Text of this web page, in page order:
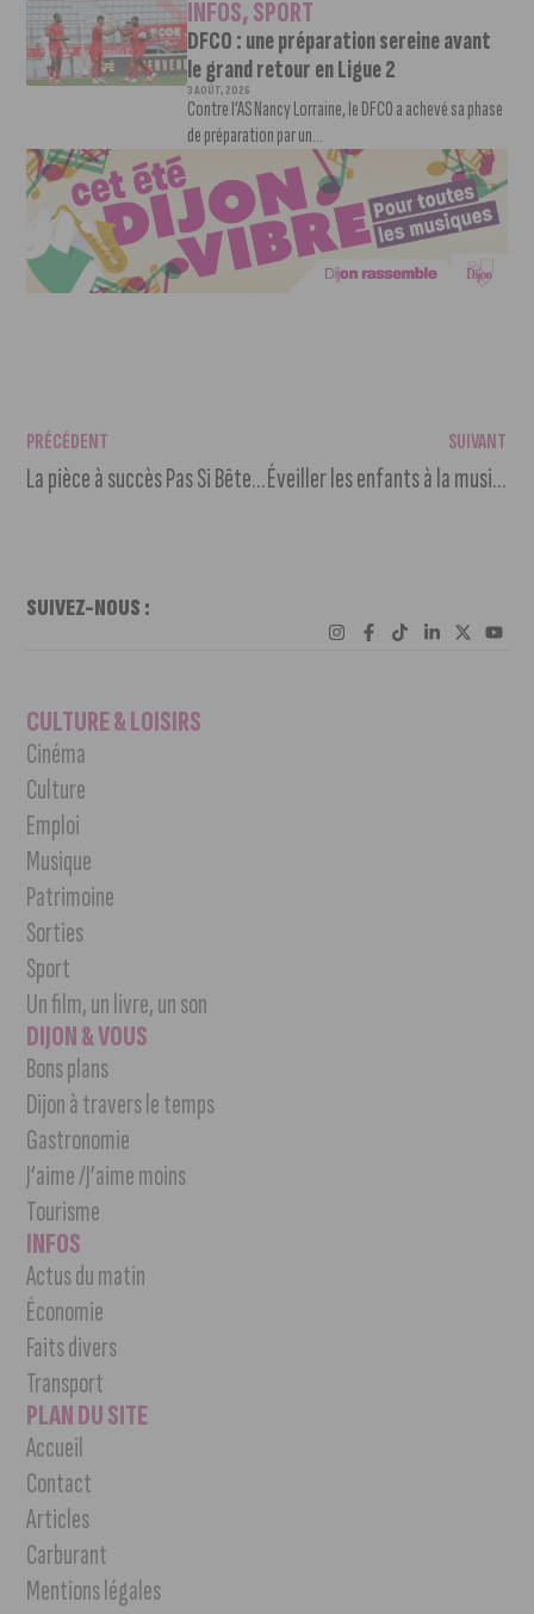
INFOS,SPORT
DFCO : une préparation sereine avant
le grand retour en Ligue 2
3 AOÛT, 2026
Contre l’AS Nancy Lorraine, le DFCO a achevé sa phase
de préparation par un...
PRÉCÉDENT
La pièce à succès Pas Si Bêtes arrive au Polygone pour Noël
SUIVANT
Éveiller les enfants à la musique orchestrale
SUIVEZ-NOUS :
CULTURE & LOISIRS
Cinéma
Culture
Emploi
Musique
Patrimoine
Sorties
Sport
Un film, un livre, un son
DIJON & VOUS
Bons plans
Dijon à travers le temps
Gastronomie
J’aime /J’aime moins
Tourisme
INFOS
Actus du matin
Économie
Faits divers
Transport
PLAN DU SITE
Accueil
Contact
Articles
Carburant
Mentions légales